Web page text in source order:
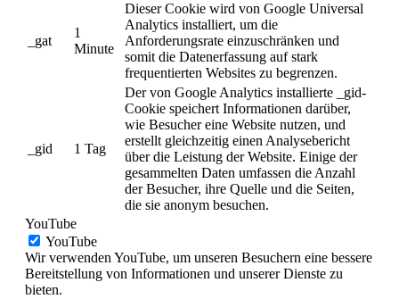
_gat
1
Minute
Dieser Cookie wird von Google Universal
Analytics installiert, um die
Anforderungsrate einzuschränken und
somit die Datenerfassung auf stark
frequentierten Websites zu begrenzen.
_gid 1 Tag
Der von Google Analytics installierte _gid-
Cookie speichert Informationen darüber,
wie Besucher eine Website nutzen, und
erstellt gleichzeitig einen Analysebericht
über die Leistung der Website. Einige der
gesammelten Daten umfassen die Anzahl
der Besucher, ihre Quelle und die Seiten,
die sie anonym besuchen.
YouTube
YouTube
Wir verwenden YouTube, um unseren Besuchern eine bessere
Bereitstellung von Informationen und unserer Dienste zu
bieten.